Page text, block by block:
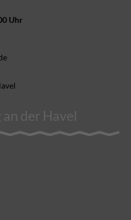
Uhr
der Havel